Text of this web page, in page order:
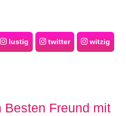
lustig twitter witzig
Besten Freund mit